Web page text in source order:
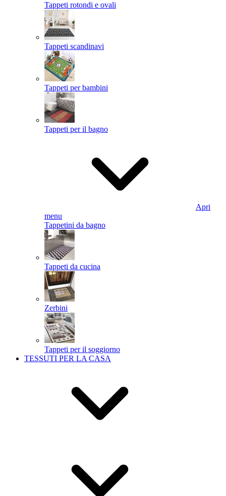
Tappeti rotondi e ovali
Tappeti scandinavi
Tappeti per bambini
Tappeti per il bagno
Apri
menu
Tappetini da bagno
Tappeti da cucina
Zerbini
Tappeti per il soggiorno
TESSUTI PER LA CASA